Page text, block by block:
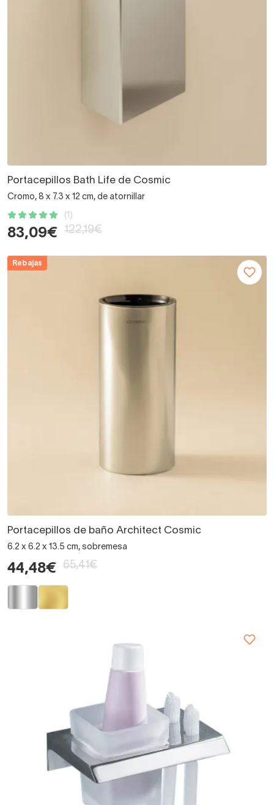
Portacepillos Bath Life de Cosmic
Cromo, 8 x 7.3 x 12 cm, de atornillar
(1)
83,09€ 122,19€
Rebajas
Portacepillos de baño Architect Cosmic
6.2 x 6.2 x 13.5 cm, sobremesa
44,48€ 65,41€